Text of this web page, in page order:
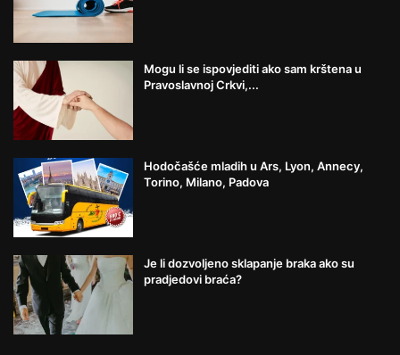
Mogu li se ispovjediti ako sam krštena u
Pravoslavnoj Crkvi,...
Hodočašće mladih u Ars, Lyon, Annecy,
Torino, Milano, Padova
Je li dozvoljeno sklapanje braka ako su
pradjedovi braća?